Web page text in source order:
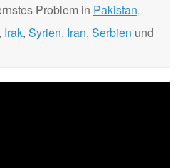
Problem in Pakistan,
, Irak, Syrien, Iran, Serbien und